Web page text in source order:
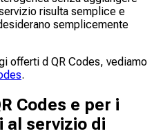
risulta semplice e
semplicemente
offerti d QR Codes, vediamo
.
Codes e per i
al servizio di